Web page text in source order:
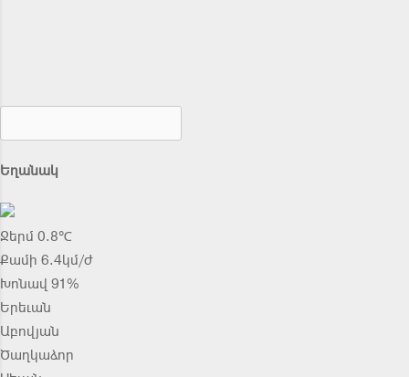
Եղանակ
Ջերմ 0.8℃
Քամի 6.4կմ/ժ
Խոնավ 91%
Երեւան
Աբովյան
Ծաղկաձոր